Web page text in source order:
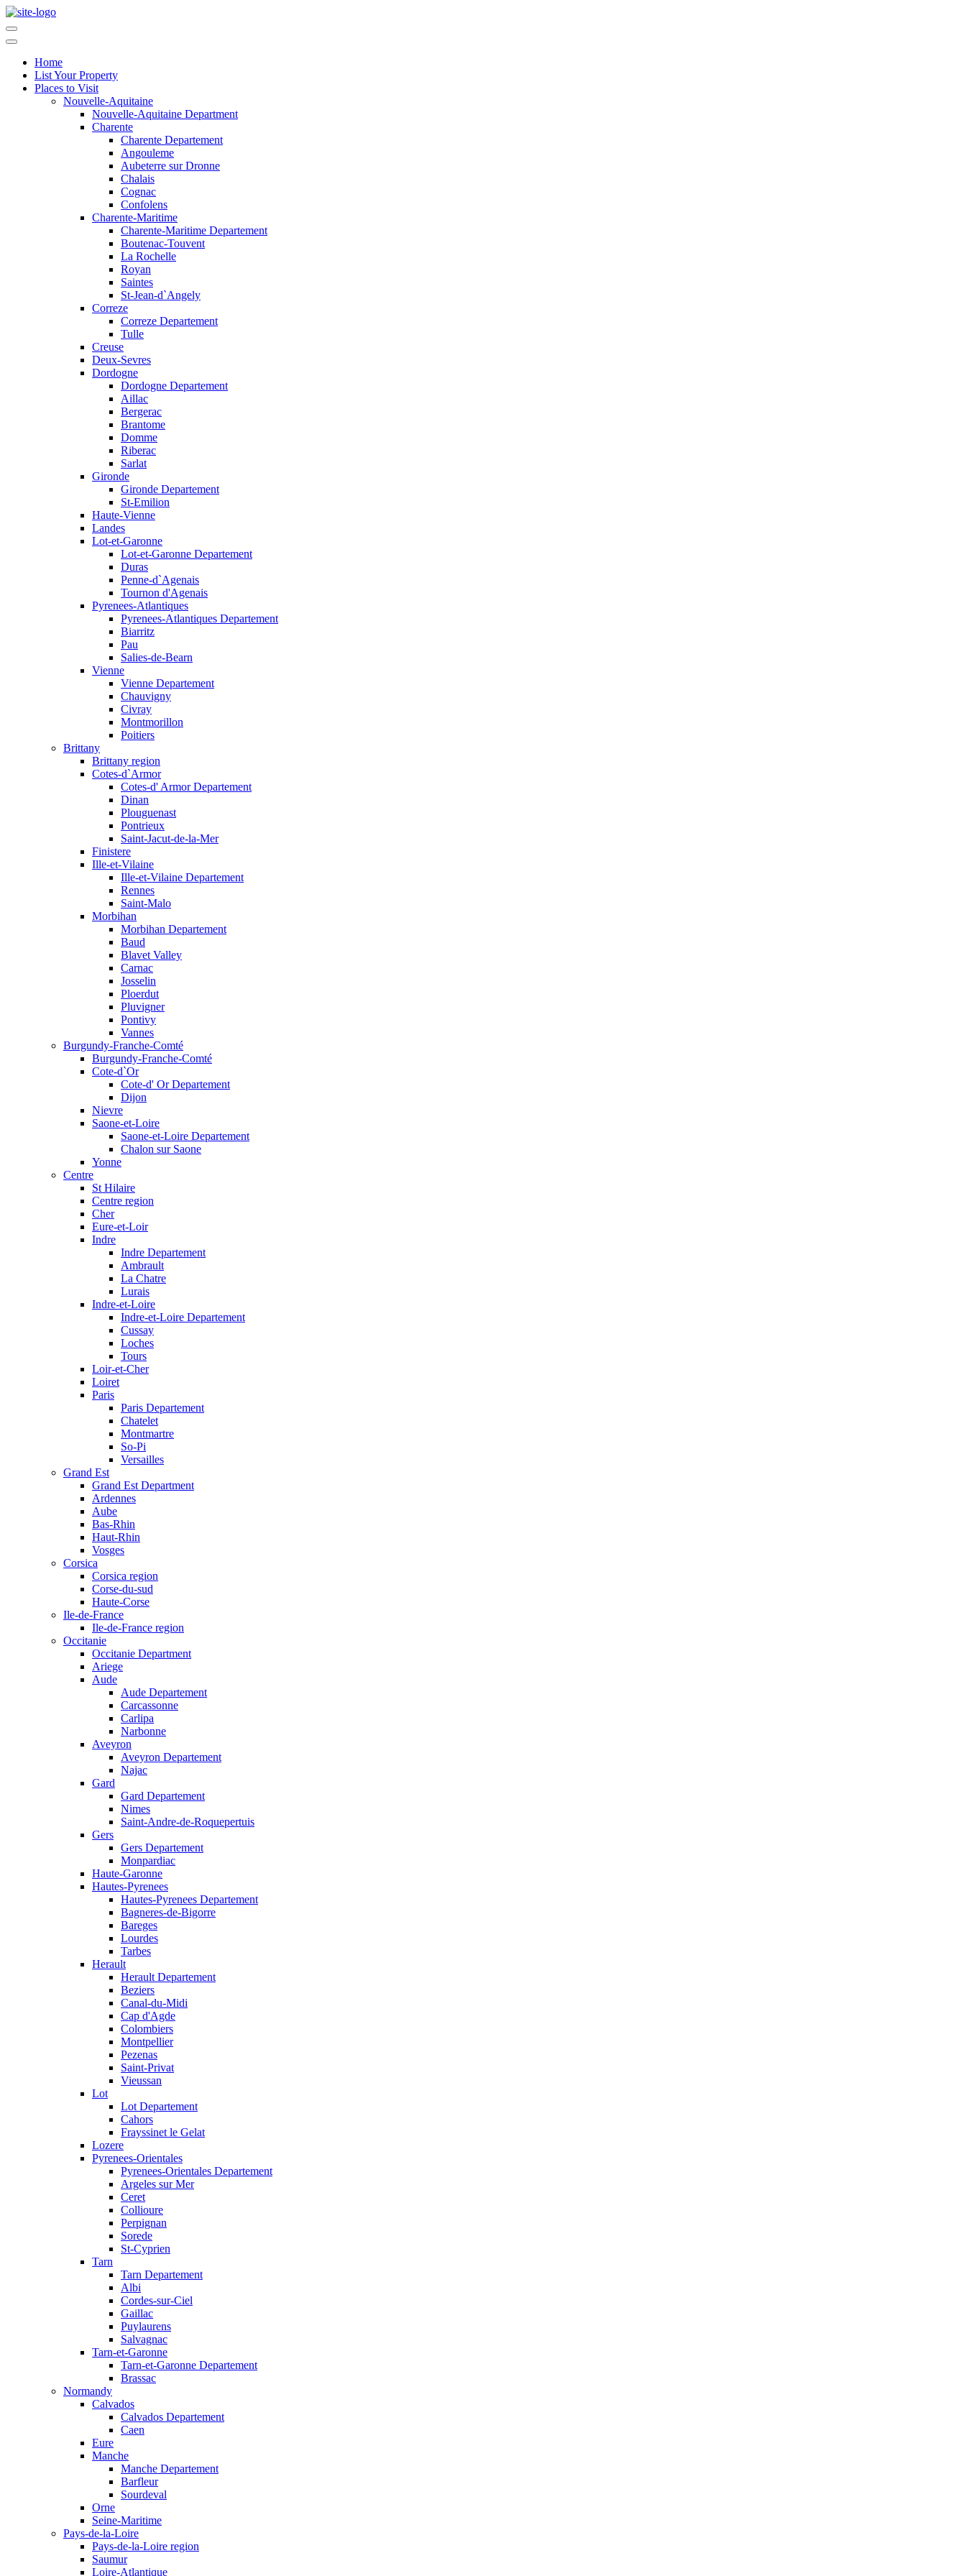
Home
List Your Property
Places to Visit
Nouvelle-Aquitaine
Nouvelle-Aquitaine Department
Charente
Charente Departement
Angouleme
Aubeterre sur Dronne
Chalais
Cognac
Confolens
Charente-Maritime
Charente-Maritime Departement
Boutenac-Touvent
La Rochelle
Royan
Saintes
St-Jean-d`Angely
Correze
Correze Departement
Tulle
Creuse
Deux-Sevres
Dordogne
Dordogne Departement
Aillac
Bergerac
Brantome
Domme
Riberac
Sarlat
Gironde
Gironde Departement
St-Emilion
Haute-Vienne
Landes
Lot-et-Garonne
Lot-et-Garonne Departement
Duras
Penne-d`Agenais
Tournon d'Agenais
Pyrenees-Atlantiques
Pyrenees-Atlantiques Departement
Biarritz
Pau
Salies-de-Bearn
Vienne
Vienne Departement
Chauvigny
Civray
Montmorillon
Poitiers
Brittany
Brittany region
Cotes-d`Armor
Cotes-d' Armor Departement
Dinan
Plouguenast
Pontrieux
Saint-Jacut-de-la-Mer
Finistere
Ille-et-Vilaine
Ille-et-Vilaine Departement
Rennes
Saint-Malo
Morbihan
Morbihan Departement
Baud
Blavet Valley
Carnac
Josselin
Ploerdut
Pluvigner
Pontivy
Vannes
Burgundy-Franche-Comté
Burgundy-Franche-Comté
Cote-d`Or
Cote-d' Or Departement
Dijon
Nievre
Saone-et-Loire
Saone-et-Loire Departement
Chalon sur Saone
Yonne
Centre
St Hilaire
Centre region
Cher
Eure-et-Loir
Indre
Indre Departement
Ambrault
La Chatre
Lurais
Indre-et-Loire
Indre-et-Loire Departement
Cussay
Loches
Tours
Loir-et-Cher
Loiret
Paris
Paris Departement
Chatelet
Montmartre
So-Pi
Versailles
Grand Est
Grand Est Department
Ardennes
Aube
Bas-Rhin
Haut-Rhin
Vosges
Corsica
Corsica region
Corse-du-sud
Haute-Corse
Ile-de-France
Ile-de-France region
Occitanie
Occitanie Department
Ariege
Aude
Aude Departement
Carcassonne
Carlipa
Narbonne
Aveyron
Aveyron Departement
Najac
Gard
Gard Departement
Nimes
Saint-Andre-de-Roquepertuis
Gers
Gers Departement
Monpardiac
Haute-Garonne
Hautes-Pyrenees
Hautes-Pyrenees Departement
Bagneres-de-Bigorre
Bareges
Lourdes
Tarbes
Herault
Herault Departement
Beziers
Canal-du-Midi
Cap d'Agde
Colombiers
Montpellier
Pezenas
Saint-Privat
Vieussan
Lot
Lot Departement
Cahors
Frayssinet le Gelat
Lozere
Pyrenees-Orientales
Pyrenees-Orientales Departement
Argeles sur Mer
Ceret
Collioure
Perpignan
Sorede
St-Cyprien
Tarn
Tarn Departement
Albi
Cordes-sur-Ciel
Gaillac
Puylaurens
Salvagnac
Tarn-et-Garonne
Tarn-et-Garonne Departement
Brassac
Normandy
Calvados
Calvados Departement
Caen
Eure
Manche
Manche Departement
Barfleur
Sourdeval
Orne
Seine-Maritime
Pays-de-la-Loire
Pays-de-la-Loire region
Saumur
Loire-Atlantique